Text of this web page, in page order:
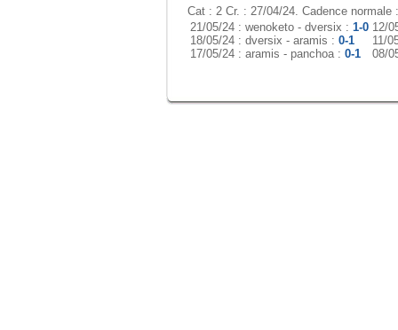
Cat : 2 Cr. : 27/04/24. Cadence
21/05/24 : wenoketo - dversix : 1-0
18/05/24 : dversix - aramis : 0-1
17/05/24 : aramis - panchoa : 0-1
12/
11/
08/